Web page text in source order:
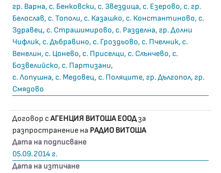
гр. Варна, с. Бенковски, с. Звездица, с. Езерово, с. гр.
Белослав, с. Тополи, с. Казашко, с. Константиново, с.
Здравец, с. Страшимирово, с. Разделна, гр. Долни
Чифлик, с. Дъбравино, с. Гроздьово, с. Пчелник, с.
Венелин, с. Цонево, с. Приселци, с. Слънчево, с.
Бозвелийско, с. Партизани,
с. Лопушна, с. Медовец, с. Поляците, гр. Дългопол, гр.
Смядово
Договор сАГЕНЦИЯ ВИТОША ЕООДза
разпространение на РАДИО ВИТОША
Дата на подписване
05.09.2014 г.
Дата на изтичане